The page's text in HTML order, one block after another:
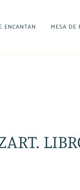
ENCANTAN MESA DE